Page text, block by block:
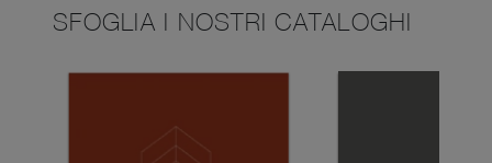
SFOGLIA I NOSTRI CATALOGHI